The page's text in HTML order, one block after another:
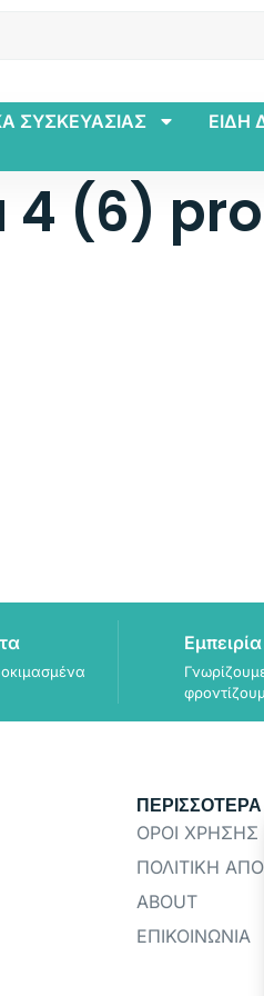
ΣΥΣΚΕΥΑΣΙΑΣ ΕΙΔΗ
(6)
Εμπειρία
ΠΕΡΙΣΣΟΤΕΡΑ
ΟΡΟΙ ΧΡΗΣΗΣ
ΠΟΛΙΤΙΚΗ
ABOUT
ΕΠΙΚΟΙΝΩΝΙΑ